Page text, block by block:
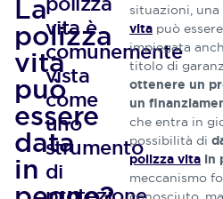
La
polizza
vita
può
essere
data
in
vita è
comunemente
vista
come
uno
strumento
di
situazioni, una
vita può essere
impiegata
titolo di
ottenere un
un
che entra in
possibilità di
polizza vita in
meccanismo